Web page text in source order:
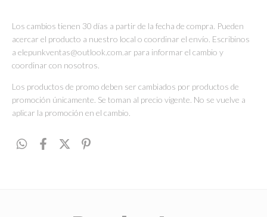
Los cambios tienen 30 días a partir de la fecha de compra. Pueden
acercar el producto a nuestro local o coordinar el envío. Escribinos
a elepunkventas@outlook.com.ar para informar el cambio y
coordinar con nosotros.
Los productos de promo deben ser cambiados por productos de
promoción únicamente. Se toman al precio vigente. No se vuelve a
aplicar la promoción en el cambio.